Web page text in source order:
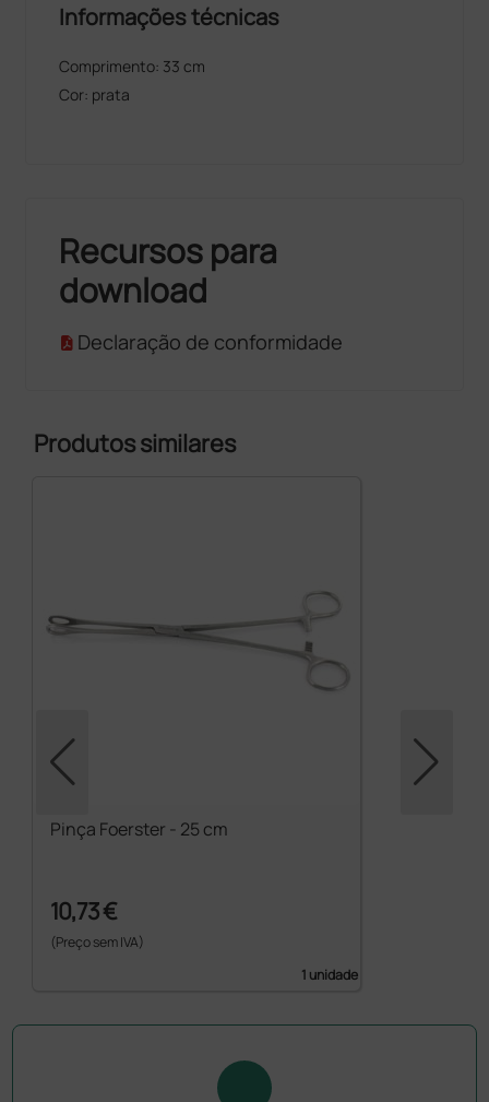
Informações técnicas
Comprimento: 33 cm
Cor: prata
Recursos para
download
Declaração de conformidade
Produtos similares
Pinça Foerster - 25 cm
10,73 €
(Preço sem IVA)
1 unidade